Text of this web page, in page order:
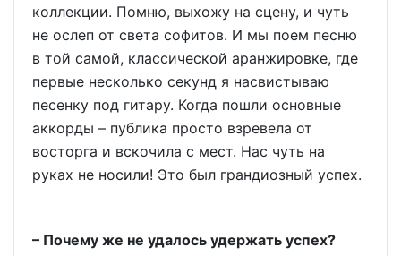
коллекции. Помню, выхожу на сцену, и чуть
не ослеп от света софитов. И мы поем песню
в той самой, классической аранжировке, где
первые несколько секунд я насвистываю
песенку под гитару. Когда пошли основные
аккорды – публика просто взревела от
восторга и вскочила с мест. Нас чуть на
руках не носили! Это был грандиозный успех.
– Почему же не удалось удержать успех?